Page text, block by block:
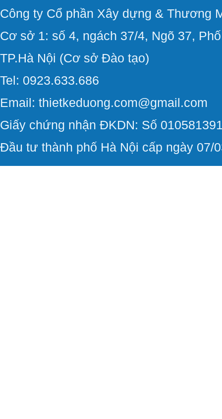
Công ty Cổ phần Xây dựng & Thương
Cơ sở 1: số 4, ngách 37/4, Ngõ 37,
TP.Hà Nội (Cơ sở Đào tạo)
Tel: 0923.633.686
Email: thietkeduong.com@gmail.com
Giấy chứng nhận ĐKDN: Số
Đầu tư thành phố Hà Nội cấp ngày 07/